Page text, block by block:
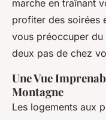
marche en traînant
profiter des soirées
vous préoccuper du
deux pas de chez
Une Vue
Montagne
Les logements aux